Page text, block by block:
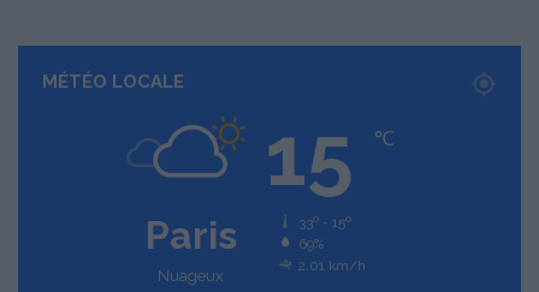
MÉTÉO LOCALE
Paris
Nuageux
15 ℃
33º - 15º
69%
2.01 km/h